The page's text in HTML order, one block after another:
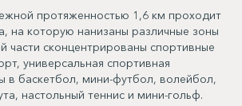
протяженностью 1,6 км проходит
на которую нанизаны различные зоны
части сконцентрированы спортивные
универсальная спортивная
в баскетбол, мини-футбол, волейбол,
настольный теннис и мини-гольф.